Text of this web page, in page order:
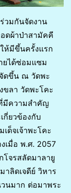
วมกันจัดงาน
ดผ้าป่าสามัคคี
ห้มีขึ้นครั้งแรก
ยได้ซ่อมแซม
ดขึ้น ณ วัดพะ
ขลา วัดพะโคะ
มีความสำคัญ
กี่ยวข้องกับ
ด็จเจ้าพะโคะ
เมื่อ พ.ศ. 2057
โจรสลัดมาลายู
ลิดเจดีย์ วิหาร
นมาก ต่อมาพระ